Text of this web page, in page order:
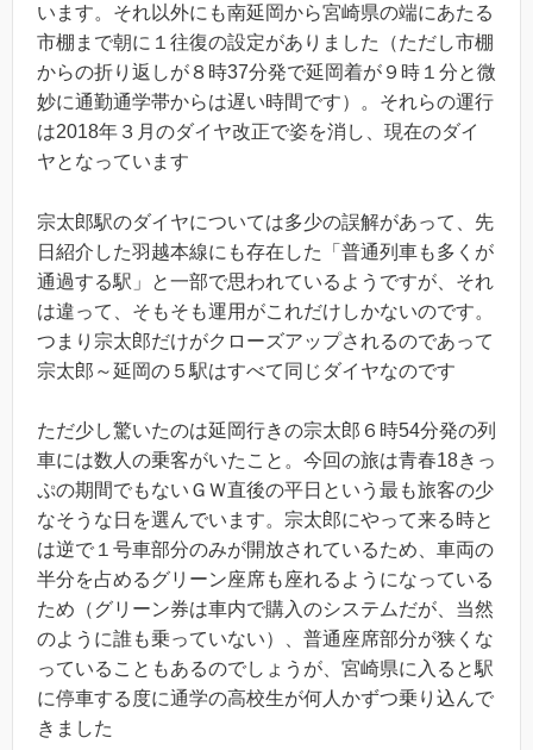
います。それ以外にも南延岡から宮崎県の端にあたる
市棚まで朝に１往復の設定がありました（ただし市棚
からの折り返しが８時37分発で延岡着が９時１分と微
妙に通勤通学帯からは遅い時間です）。それらの運行
は2018年３月のダイヤ改正で姿を消し、現在のダイ
ヤとなっています
宗太郎駅のダイヤについては多少の誤解があって、先
日紹介した羽越本線にも存在した「普通列車も多くが
通過する駅」と一部で思われているようですが、それ
は違って、そもそも運用がこれだけしかないのです。
つまり宗太郎だけがクローズアップされるのであって
宗太郎～延岡の５駅はすべて同じダイヤなのです
ただ少し驚いたのは延岡行きの宗太郎６時54分発の列
車には数人の乗客がいたこと。今回の旅は青春18きっ
ぷの期間でもないＧＷ直後の平日という最も旅客の少
なそうな日を選んでいます。宗太郎にやって来る時と
は逆で１号車部分のみが開放されているため、車両の
半分を占めるグリーン座席も座れるようになっている
ため（グリーン券は車内で購入のシステムだが、当然
のように誰も乗っていない）、普通座席部分が狭くな
っていることもあるのでしょうが、宮崎県に入ると駅
に停車する度に通学の高校生が何人かずつ乗り込んで
きました